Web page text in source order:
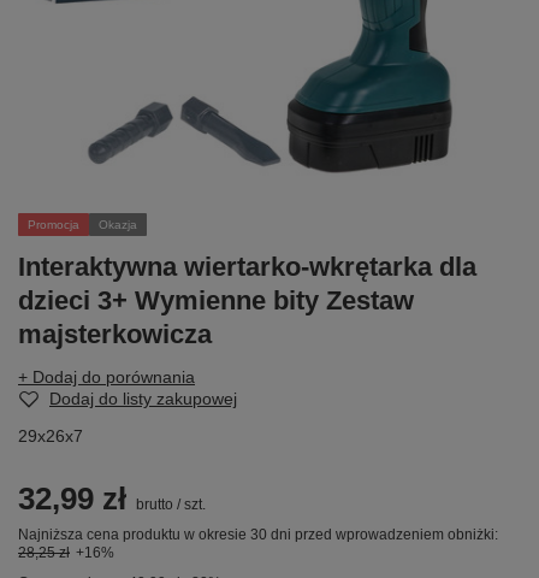
Promocja Okazja
Interaktywna wiertarko-wkrętarka dla
dzieci 3+ Wymienne bity Zestaw
majsterkowicza
+ Dodaj do porównania
Dodaj do listy zakupowej
29x26x7
32,99 zł brutto / szt.
Najniższa cena produktu w okresie 30 dni przed wprowadzeniem obniżki:
28,25 zł +16%